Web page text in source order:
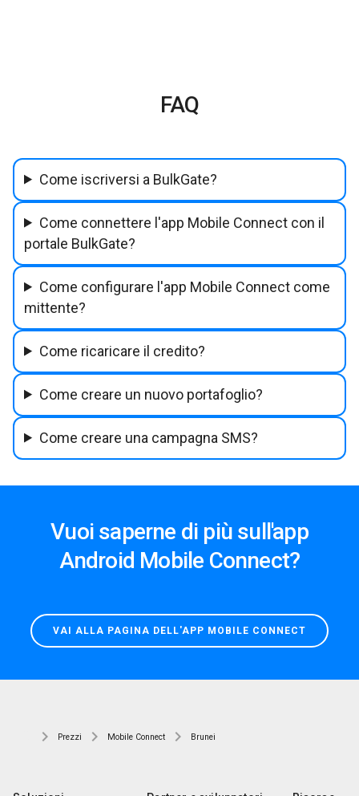
FAQ
Come iscriversi a BulkGate?
Come connettere l'app Mobile Connect con il
portale BulkGate?
Come configurare l'app Mobile Connect come
mittente?
Come ricaricare il credito?
Come creare un nuovo portafoglio?
Come creare una campagna SMS?
Vuoi saperne di più sull'app
Android Mobile Connect?
VAI ALLA PAGINA DELL'APP MOBILE CONNECT
Prezzi Mobile Connect Brunei